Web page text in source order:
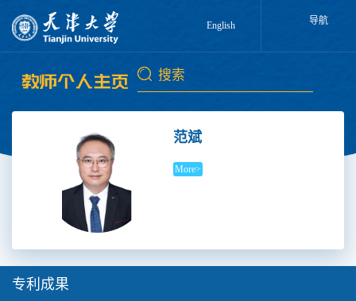
English 导航
范斌
More>
专利成果